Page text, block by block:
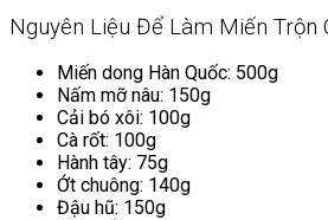
Nguyên Liệu Để Làm Miến Trộn
Miến dong Hàn Quốc: 500g
Nấm mỡ nâu: 150g
Cải bó xôi: 100g
Cà rốt: 100g
Hành tây: 75g
Ớt chuông: 140g
Đậu hũ: 150g